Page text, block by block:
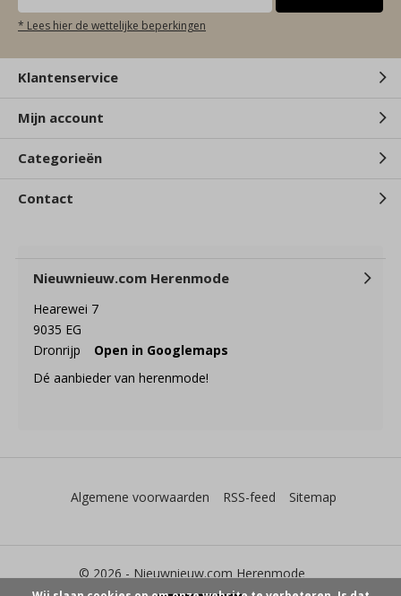
* Lees hier de wettelijke beperkingen
Klantenservice
Mijn account
Categorieën
Contact
Nieuwnieuw.com Herenmode
Hearewei 7
9035 EG
Dronrijp
Open in Googlemaps
Dé aanbieder van herenmode!
© 2026 - Nieuwnieuw.com Herenmode
Algemene voorwaarden RSS-feed Sitemap